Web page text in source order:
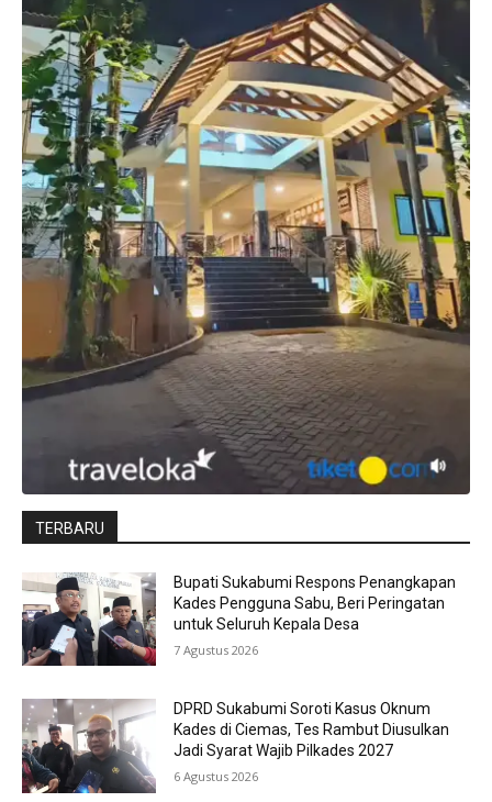
TERBARU
Bupati Sukabumi Respons Penangkapan
Kades Pengguna Sabu, Beri Peringatan
untuk Seluruh Kepala Desa
7 Agustus 2026
DPRD Sukabumi Soroti Kasus Oknum
Kades di Ciemas, Tes Rambut Diusulkan
Jadi Syarat Wajib Pilkades 2027
6 Agustus 2026